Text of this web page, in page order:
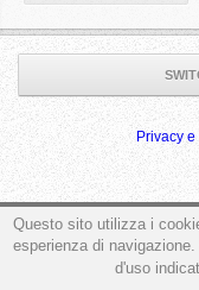
Privacy
Questo sito utilizza i
esperienza di
d'uso
ga('send', 'pageview');